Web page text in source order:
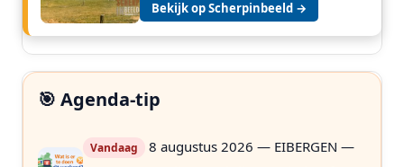
Bekijk op Scherpinbeeld →
🎯 Agenda-tip
Vandaag
8 augustus 2026 — EIBERGEN —